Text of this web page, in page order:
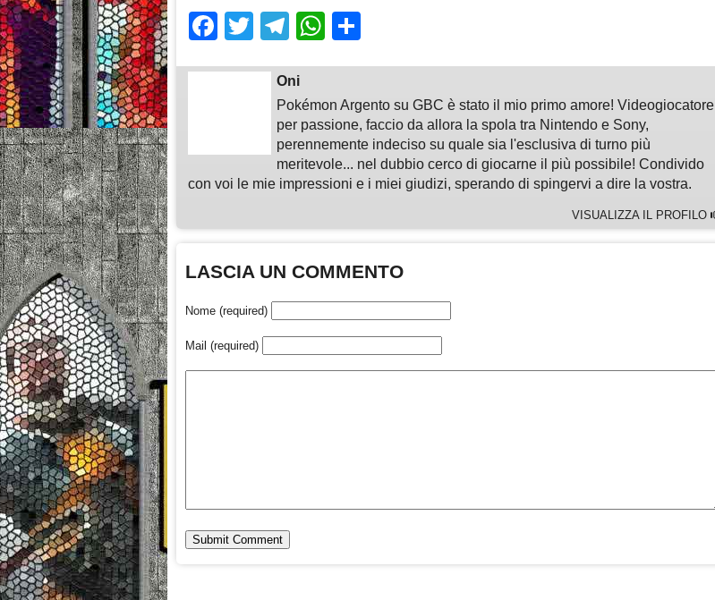
Facebook
TwitterTelegram
WhatsApp
Oni
Pokémon Argento su GBC è stato il mio primo amore! Videogiocatore
per passione, faccio da allora la spola tra Nintendo e Sony,
perennemente indeciso su quale sia l'esclusiva di turno più
meritevole... nel dubbio cerco di giocarne il più possibile! Condivido
con voi le mie impressioni e i miei giudizi, sperando di spingervi a dire la vostra.
VISUALIZZA IL PROFILO
LASCIA UN COMMENTO
Nome (required)
Mail (required)